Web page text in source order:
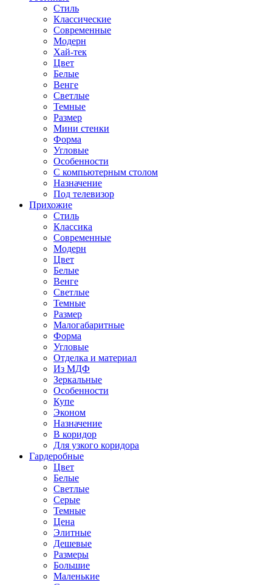
Стиль
Классические
Современные
Модерн
Хай-тек
Цвет
Белые
Венге
Светлые
Темные
Размер
Мини стенки
Форма
Угловые
Особенности
С компьютерным столом
Назначение
Под телевизор
Прихожие
Стиль
Классика
Современные
Модерн
Цвет
Белые
Венге
Светлые
Темные
Размер
Малогабаритные
Форма
Угловые
Отделка и материал
Из МДФ
Зеркальные
Особенности
Купе
Эконом
Назначение
В коридор
Для узкого коридора
Гардеробные
Цвет
Белые
Светлые
Серые
Темные
Цена
Элитные
Дешевые
Размеры
Большие
Маленькие